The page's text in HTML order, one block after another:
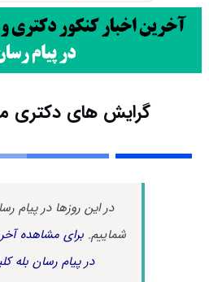
گرایش های دکتری
در این روزها در پیام
شماییم.برای مشاهده
در پیام رسان بله